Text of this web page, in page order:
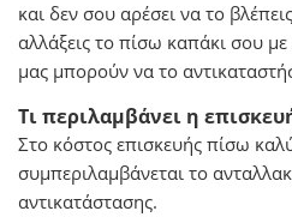
και δεν σου αρέσει να το
αλλάξεις τo πίσω καπάκι σου με
μας μπορούν να το
Τι περιλαμβάνει η
Στο κόστος επισκευής πίσω
συμπεριλαμβάνεται το
αντικατάστασης.